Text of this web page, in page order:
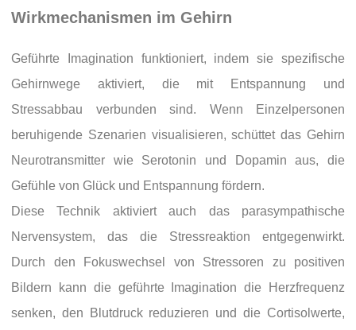
Wirkmechanismen im Gehirn
Geführte Imagination funktioniert, indem sie spezifische
Gehirnwege aktiviert, die mit Entspannung und
Stressabbau verbunden sind. Wenn Einzelpersonen
beruhigende Szenarien visualisieren, schüttet das Gehirn
Neurotransmitter wie Serotonin und Dopamin aus, die
Gefühle von Glück und Entspannung fördern.
Diese Technik aktiviert auch das parasympathische
Nervensystem, das die Stressreaktion entgegenwirkt.
Durch den Fokuswechsel von Stressoren zu positiven
Bildern kann die geführte Imagination die Herzfrequenz
senken, den Blutdruck reduzieren und die Cortisolwerte,